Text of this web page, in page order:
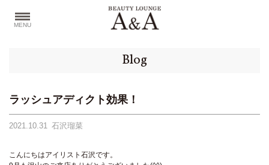
MENU
Blog
ラッシュアディクト効果！
2021.10.31 石沢瑠菜
こんにちはアイリスト石沢です。